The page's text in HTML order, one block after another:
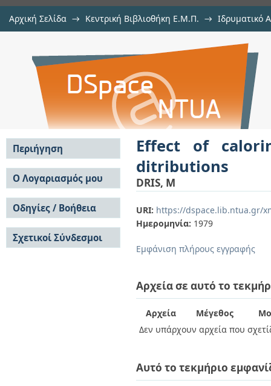
Αρχική Σελίδα → Κεντρική Βιβλιοθήκη Ε.Μ.Π. → Ιδρυματικό
Effect of calorimeter resolution
Effect of
ditributions
DRIS, M
URI: https://dspace.lib.ntua.gr/
Ημερομηνία: 1979
Εμφάνιση πλήρους εγγραφής
Αρχεία σε αυτό το
Αρχεία Μέγεθος
Δεν υπάρχουν αρχεία που
Αυτό το τεκμήριο
Περιήγηση
Σε όλο το DSpace
Κοινότητες & Συλλογές
Ανά Ημερομηνία
Έκδοσης
Συγγραφείς
Τίτλοι
Θέματα
Ο Λογαριασμός μου
Σύνδεση
Εγγραφή
Οδηγίες / Βοήθεια
Οδηγίες Υποβολής
Οδηγίες Χρήσης ΙΑ
Συχνές Ερωτήσεις
Σχετικοί Σύνδεσμοι